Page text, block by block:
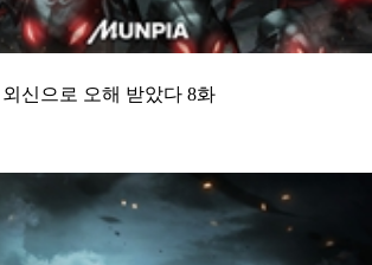
신으로 오해 받았다 8화